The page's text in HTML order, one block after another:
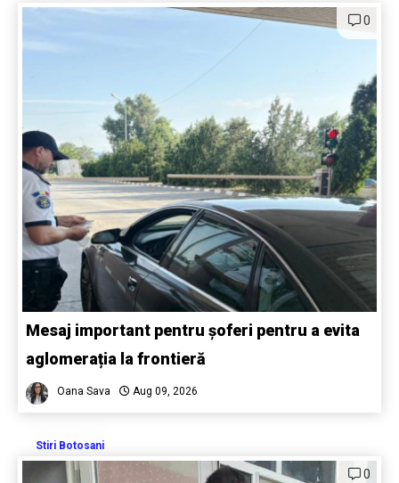
0
Mesaj important pentru șoferi pentru a evita
aglomerația la frontieră
Oana Sava Aug 09, 2026
Stiri Botosani
0